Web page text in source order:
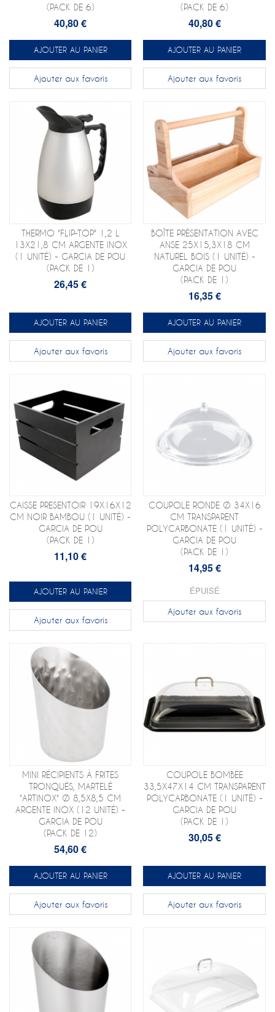
(PACK DE 6)
40,80 €
AJOUTER AU PANIER
Ajouter aux favoris
(PACK DE 6)
40,80 €
AJOUTER AU PANIER
Ajouter aux favoris
THERMO "FLIP-TOP" 1,2 L
13X21,8 CM ARGENTE INOX
(1 UNITÉ) - GARCIA DE POU
(PACK DE 1)
26,45 €
AJOUTER AU PANIER
Ajouter aux favoris
BOÎTE PRÉSENTATION AVEC
ANSE 25X15,3X18 CM
NATUREL BOIS (1 UNITÉ) -
GARCIA DE POU
(PACK DE 1)
16,35 €
AJOUTER AU PANIER
Ajouter aux favoris
CAISSE PRESENTOIR 19X16X12
CM NOIR BAMBOU (1 UNITÉ) -
GARCIA DE POU
(PACK DE 1)
11,10 €
AJOUTER AU PANIER
Ajouter aux favoris
COUPOLE RONDE Ø 34X16
CM TRANSPARENT
POLYCARBONATE (1 UNITÉ) -
GARCIA DE POU
(PACK DE 1)
14,95 €
ÉPUISÉ
Ajouter aux favoris
MINI RÉCIPIENTS À FRITES
TRONQUÉS, MARTELÉ
"ARTINOX" Ø 8,5X8,5 CM
ARGENTE INOX (12 UNITÉ) -
GARCIA DE POU
(PACK DE 12)
54,60 €
AJOUTER AU PANIER
Ajouter aux favoris
COUPOLE BOMBÉE
33,5X47X14 CM TRANSPARENT
POLYCARBONATE (1 UNITÉ) -
GARCIA DE POU
(PACK DE 1)
30,05 €
AJOUTER AU PANIER
Ajouter aux favoris